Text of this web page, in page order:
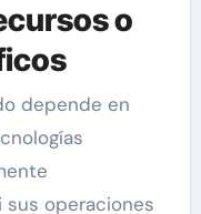
o
depende en
sus operaciones